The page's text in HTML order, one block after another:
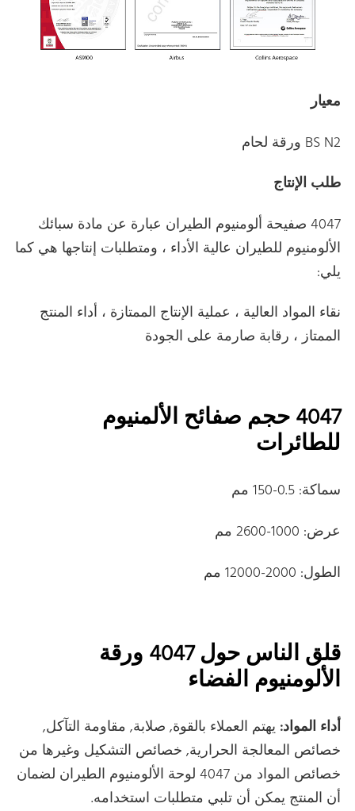
معيار
BS N2 ورقة لحام
طلب الإنتاج
4047 صفيحة ألومنيوم الطيران عبارة عن مادة سبائك
الألومنيوم للطيران عالية الأداء ، ومتطلبات إنتاجها هي كما
يلي:
نقاء المواد العالية ، عملية الإنتاج الممتازة ، أداء المنتج
الممتاز ، رقابة صارمة على الجودة
4047 حجم صفائح الألمنيوم
للطائرات
سماكة: 0.5-150 مم
عرض: 1000-2600 مم
الطول: 2000-12000 مم
قلق الناس حول 4047 ورقة
الألومنيوم الفضاء
أداء المواد: يهتم العملاء بالقوة, صلابة, مقاومة التآكل,
خصائص المعالجة الحرارية, خصائص التشكيل وغيرها من
خصائص المواد من 4047 لوحة الألومنيوم الطيران لضمان
أن المنتج يمكن أن تلبي متطلبات استخدامه.